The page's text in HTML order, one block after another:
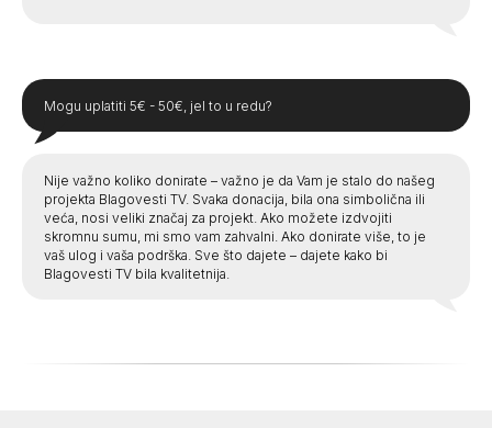
Mogu uplatiti 5€ - 50€, jel to u redu?
Nije važno koliko donirate – važno je da Vam je stalo do našeg
projekta Blagovesti TV. Svaka donacija, bila ona simbolična ili
veća, nosi veliki značaj za projekt. Ako možete izdvojiti
skromnu sumu, mi smo vam zahvalni. Ako donirate više, to je
vaš ulog i vaša podrška. Sve što dajete – dajete kako bi
Blagovesti TV bila kvalitetnija.